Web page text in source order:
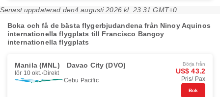
Senast uppdaterad den4 augusti 2026 kl. 23:31 GMT+0
Boka och få de bästa flygerbjudandena från Ninoy Aquinos
internationella flygplats till Francisco Bangoy
internationella flygplats
Manila (MNL) Davao City (DVO)
lör 10 okt. Direkt
Cebu Pacific
Börja från
US$ 43.2
Pris/ Pax
Bok